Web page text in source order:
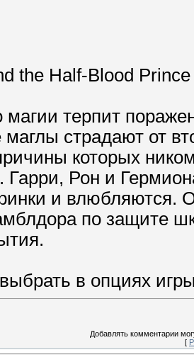
the Half-Blood
магии терпит
страдают от
которых
Гарри, Рон и
и влюбляются.
по защите
в опциях
Добавлять комментарии
[